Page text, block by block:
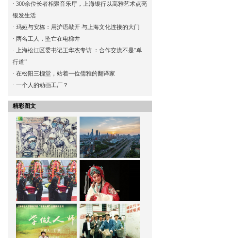
· 300余位长者相聚音乐厅，上海银行以高雅艺术点亮
银发生活
· 玛娅与安栋：用沪语敲开 与上海文化连接的大门
· 两名工人，坠亡在电梯井
· 上海松江区委书记王华杰专访 ：合作交流不是“单
行道”
· 在松阳三槐堂，站着一位儒雅的翻译家
· 一个人的动画工厂？
精彩图文